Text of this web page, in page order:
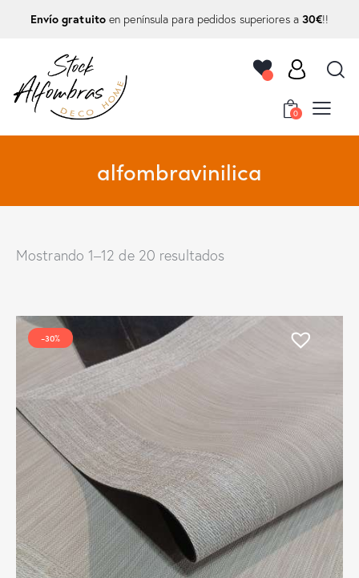
Envío gratuitoen península para pedidos superiores a 30€!!
0
alfombravinilica
Mostrando 1–12 de 20 resultados
-30%